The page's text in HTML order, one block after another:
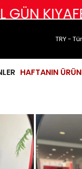
TRY -
HAFTANIN